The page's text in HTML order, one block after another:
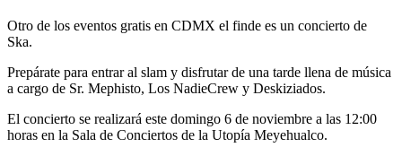
Otro de los eventos gratis en CDMX el finde es un concierto de
Ska.
Prepárate para entrar al slam y disfrutar de una tarde llena de música
a cargo de Sr. Mephisto, Los NadieCrew y Deskiziados.
El concierto se realizará este domingo 6 de noviembre a las 12:00
horas en la Sala de Conciertos de la Utopía Meyehualco.